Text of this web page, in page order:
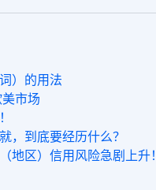
）的用法
市场
，到底要经历什么？
地区）信用风险急剧上升！